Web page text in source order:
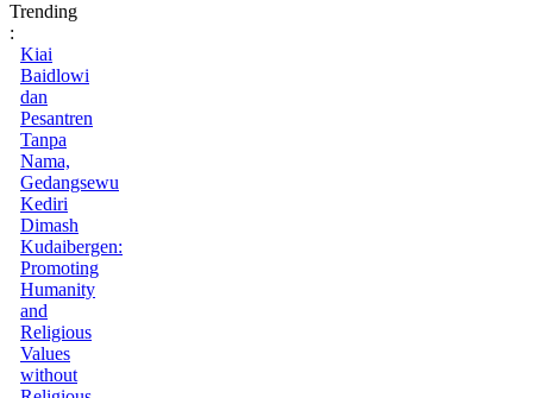
Trending
:
Kiai
Baidlowi
dan
Pesantren
Tanpa
Nama,
Gedangsewu
Kediri
Dimash
Kudaibergen:
Promoting
Humanity
and
Religious
Values
without